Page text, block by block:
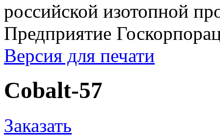
российской изотопной
Предприятие
Версия для печати
Cobalt-57
Заказать